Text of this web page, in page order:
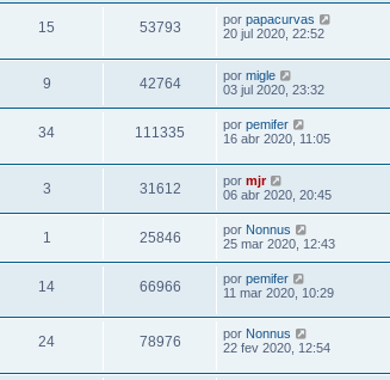
15 53793 por papacurvas
20 jul 2020, 22:52
9 42764 por migle
03 jul 2020, 23:32
34 111335 por pemifer
16 abr 2020, 11:05
3 31612 por mjr
06 abr 2020, 20:45
1 25846 por Nonnus
25 mar 2020, 12:43
14 66966 por pemifer
11 mar 2020, 10:29
24 78976 por Nonnus
22 fev 2020, 12:54